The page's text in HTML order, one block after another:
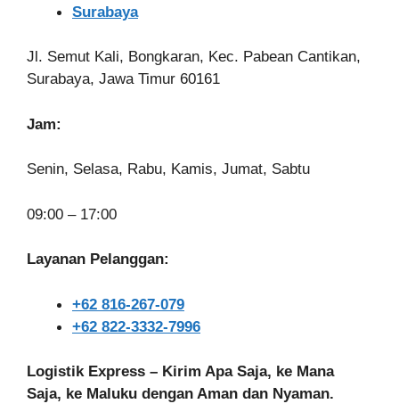
Surabaya
Jl. Semut Kali, Bongkaran, Kec. Pabean Cantikan,
Surabaya, Jawa Timur 60161
Jam:
Senin, Selasa, Rabu, Kamis, Jumat, Sabtu
09:00 – 17:00
Layanan Pelanggan:
+62 816-267-079
+62 822-3332-7996
Logistik Express – Kirim Apa Saja, ke Mana
Saja, ke Maluku dengan Aman dan Nyaman.